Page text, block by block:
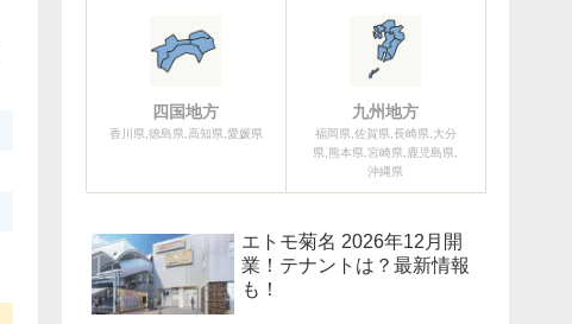
四国地方
香川県,徳島県,高知県,愛媛県
九州地方
福岡県,佐賀県,長崎県,大分
県,熊本県,宮崎県,鹿児島県,
沖縄県
エトモ菊名 2026年12月開
業！テナントは？最新情報
も！